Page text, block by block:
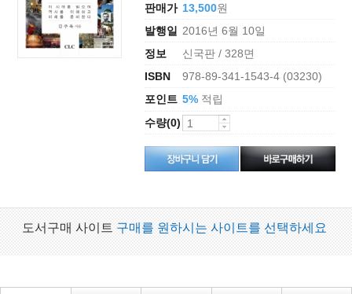
판매가 13,500원
발행일
2016년 6월 10일
정보
신국판 / 328면
ISBN
978-89-341-1543-4 (03230)
포인트 5%적립
수량(0)
도서구매 사이트 구매를 원하시는 사이트를 선택하세요